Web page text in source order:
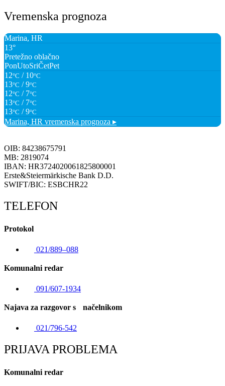
Vremenska prognoza
Marina, HR
13°
Pretežno oblačno
PonUtoSriČetPet
12°C / 10°C
13°C / 9°C
12°C / 7°C
13°C / 7°C
13°C / 9°C
Marina, HR vremenska prognoza ▸
OIB: 84238675791
MB: 2819074
IBAN: HR3724020061825800001
Erste&Steiermärkische Bank D.D.
SWIFT/BIC: ESBCHR22
TELEFON
Protokol
021/889–088
Komunalni redar
091/607-1934
Najava za razgovor s načelnikom
021/796-542
PRIJAVA PROBLEMA
Komunalni redar